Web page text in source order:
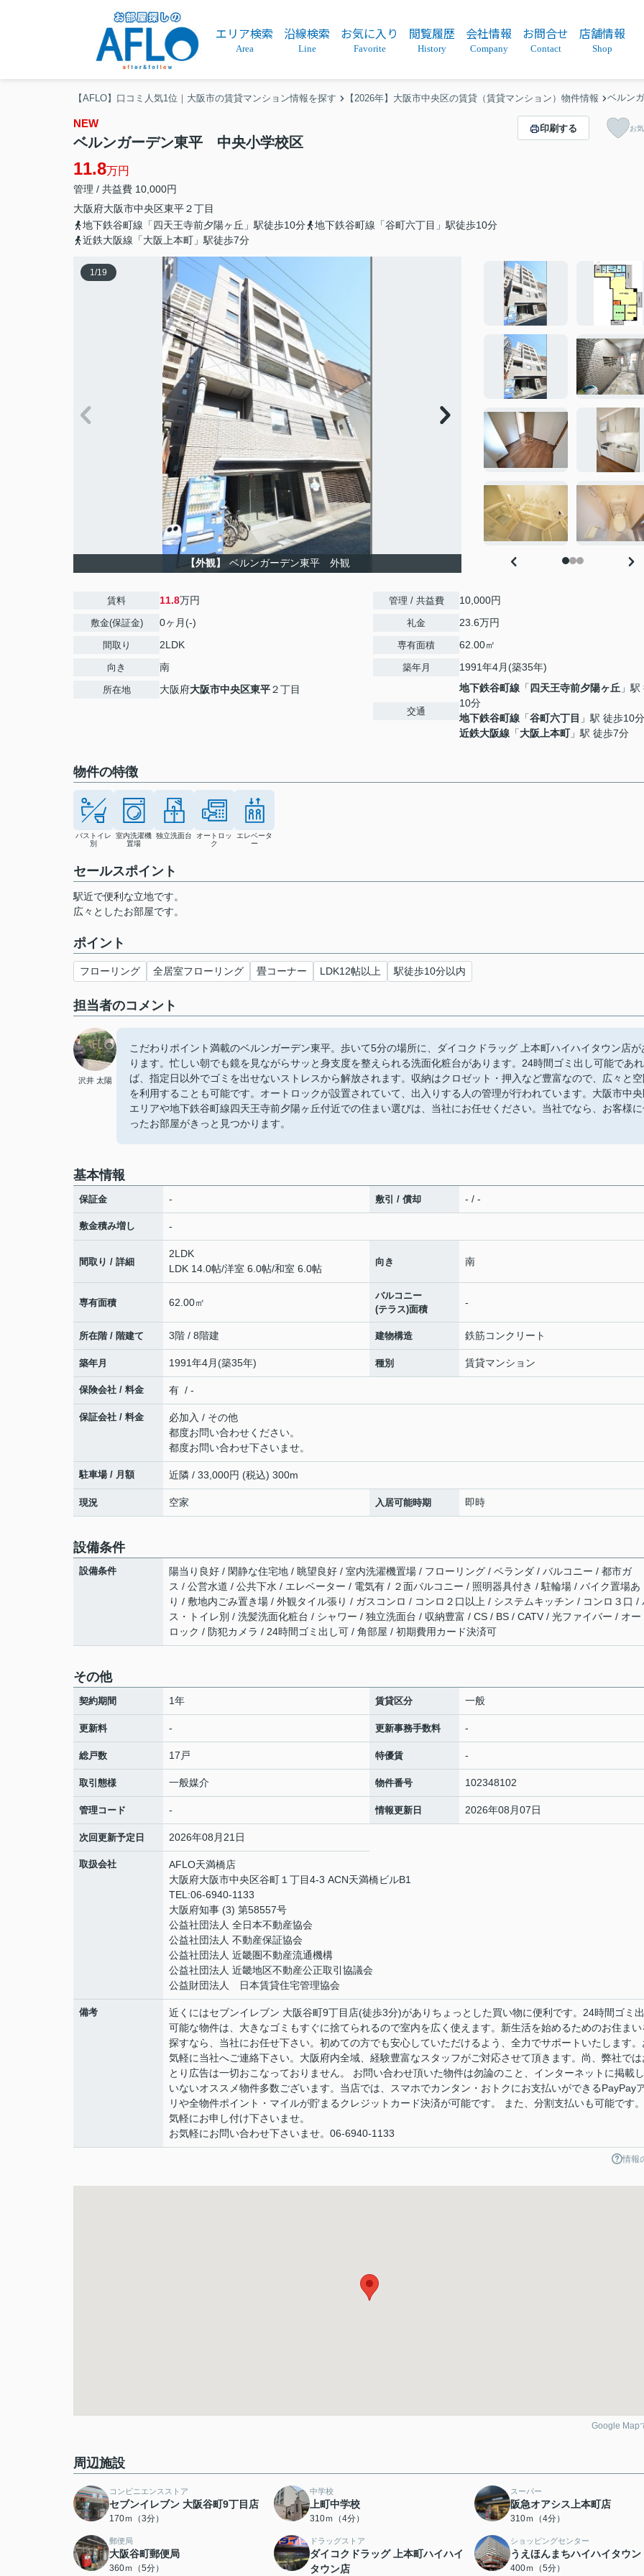
エリア検索
Area
沿線検索
Line
お気に入り
Favorite
閲覧履歴
History
会社情報
Company
お問合せ
Contact
店舗情報
Shop
【AFLO】口コミ人気1位｜大阪市の賃貸マンション情報を探す 【2026年】大阪市中央区の賃貸（賃貸マンション）物件情報 ベルン
NEW
ベルンガーデン東平 中央小学校区
11.8万円
管理 / 共益費 10,000円
大阪府大阪市中央区東平２丁目
地下鉄谷町線「四天王寺前夕陽ヶ丘」駅徒歩10分
地下鉄谷町線「谷町六丁目」駅徒歩10分
近鉄大阪線「大阪上本町」駅徒歩7分
印刷する お
1/19
【外観】 ベルンガーデン東平 外観
賃料 11.8万円
敷金(保証金) 0ヶ月(-)
間取り 2LDK
向き 南
所在地 大阪府大阪市中央区東平２丁目
管理 / 共益費 10,000円
礼金 23.6万円
専有面積 62.00㎡
築年月 1991年4月(築35年)
交通
地下鉄谷町線 「 四天王寺前夕陽ヶ丘 」
10分
地下鉄谷町線 「谷町六丁目 」駅 徒歩10分
近鉄大阪線 「大阪上本町」駅 徒歩7分
物件の特徴
バストイレ
別
室内洗濯機
置場
独立洗面台
オートロッ
ク
エレベータ
ー
セールスポイント
駅近で便利な立地です。
広々としたお部屋です。
ポイント
フローリング 全居室フローリング 畳コーナー LDK12帖以上 駅徒歩10分以内
担当者のコメント
沢井 太陽
こだわりポイント満載のベルンガーデン東平。歩いて5分の場所に、ダイコクドラッグ 上本町ハイハイタウン店が
ります。忙しい朝でも鏡を見ながらサッと身支度を整えられる洗面化粧台があります。24時間ゴミ出し可能であれ
ば、指定日以外でゴミを出せないストレスから解放されます。収納はクロゼット・押入など豊富なので、広々と
を利用することも可能です。オートロックが設置されていて、出入りする人の管理が行われています。大阪市中
エリアや地下鉄谷町線四天王寺前夕陽ヶ丘付近での住まい選びは、当社にお任せください。当社でなら、お客様
ったお部屋がきっと見つかります。
基本情報
保証金 - 敷引 / 償却 - / -
敷金積み増し -
間取り / 詳細
2LDK
LDK 14.0帖/洋室 6.0帖/和室 6.0帖
向き 南
専有面積 62.00㎡
バルコニー
(テラス)面積
-
所在階 / 階建て 3階 / 8階建 建物構造 鉄筋コンクリート
築年月 1991年4月(築35年) 種別 賃貸マンション
保険会社 / 料金 有 / -
保証会社 / 料金
必加入 / その他
都度お問い合わせください。
都度お問い合わせ下さいませ。
駐車場 / 月額 近隣 / 33,000円 (税込) 300m
現況 空家 入居可能時期 即時
設備条件
設備条件
陽当り良好 / 閑静な住宅地 / 眺望良好 / 室内洗濯機置場 / フローリング / ベランダ / バルコニー / 都市ガ
ス / 公営水道 / 公共下水 / エレベーター / 電気有 / ２面バルコニー / 照明器具付き / 駐輪場 / バイク置場あ
り / 敷地内ごみ置き場 / 外観タイル張り / ガスコンロ / コンロ２口以上 / システムキッチン / コンロ３口 /
ス・トイレ別 / 洗髪洗面化粧台 / シャワー / 独立洗面台 / 収納豊富 / CS / BS / CATV / 光ファイバー / オー
ロック / 防犯カメラ / 24時間ゴミ出し可 / 角部屋 / 初期費用カード決済可
その他
契約期間 1年 賃貸区分 一般
更新料 - 更新事務手数料 -
総戸数 17戸 特優賃 -
取引態様 一般媒介 物件番号 102348102
管理コード - 情報更新日 2026年08月07日
次回更新予定日 2026年08月21日
取扱会社
AFLO天満橋店
大阪府大阪市中央区谷町１丁目4-3 ACN天満橋ビルB1
TEL:06-6940-1133
大阪府知事 (3) 第58557号
公益社団法人 全日本不動産協会
公益社団法人 不動産保証協会
公益社団法人 近畿圏不動産流通機構
公益社団法人 近畿地区不動産公正取引協議会
公益財団法人 日本賃貸住宅管理協会
備考
近くにはセブンイレブン 大阪谷町9丁目店(徒歩3分)がありちょっとした買い物に便利です。24時間ゴミ
可能な物件は、大きなゴミもすぐに捨てられるので室内を広く使えます。新生活を始めるためのお住まい
探すなら、当社にお任せ下さい。初めての方でも安心していただけるよう、全力でサポートいたします。
気軽に当社へご連絡下さい。大阪府内全域、経験豊富なスタッフがご対応させて頂きます。尚、弊社では
とり広告は一切おこなっておりません。 お問い合わせ頂いた物件は勿論のこと、インターネットに掲載
いないオススメ物件多数ございます。当店では、スマホでカンタン・おトクにお支払いができるPayPay
リや全物件ポイント・マイルが貯まるクレジットカード決済が可能です。 また、分割支払いも可能です
気軽にお申し付け下さいませ。
お気軽にお問い合わせ下さいませ。06-6940-1133
情報
Google Map
周辺施設
コンビニエンスストア
セブンイレブン 大阪谷町9丁目店
170ｍ（3分）
中学校
上町中学校
310ｍ（4分）
スーパー
阪急オアシス上本町店
310ｍ（4分）
郵便局
大阪谷町郵便局
360ｍ（5分）
ドラッグストア
ダイコクドラッグ 上本町ハイハイ
タウン店
ショッピングセンター
うえほんまちハイハイタウン
400ｍ（5分）